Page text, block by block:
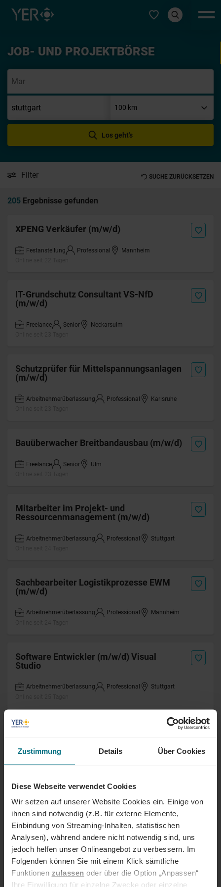
Zustimmung Details Über Cookies
Diese Webseite verwendet Cookies
Wir setzen auf unserer Website Cookies ein. Einige von
ihnen sind notwendig (z.B. für externe Elemente,
Einbindung von Streaming-Inhalten, statistischen
Analysen), während andere nicht notwendig sind, uns
jedoch helfen unser Onlineangebot zu verbessern. Im
Folgenden können Sie mit einem Klick sämtliche
Funktionen zulassen oder über die Option „Anpassen“
Ihre Einwilligung für einzelne Zwecke oder einzelne
Typ auswählen
JOB- UND PROJEKTBÖRSE
Los geht's
Filter SUCHE ZURÜCKSETZEN
205 Ergebnisse gefunden
XPENG Verkäufer (m/w/d)
Festanstellung Professional
Mannheim
IT-Grundschutz Consultant VS-NfD
(m/w/d)
Freelance Senior
Neckarsulm
Schutzprüfer für Mittelspannungsanlagen
(m/w/d)
Arbeitnehmerüberlassung Professional
Karlsruhe
Bauüberwacher Breitbandausbau (m/w/d)
Freelance Senior
Ulm
Mitarbeiter im Projekt- und
Ressourcenmanagement (m/w/d)
Arbeitnehmerüberlassung Professional
Stuttgart
Sachbearbeiter Logistikprozesse EWM
(m/w/d)
Arbeitnehmerüberlassung Professional
Mannheim
Software Entwickler (m/w/d) Visual
Studio
Arbeitnehmerüberlassung Professional
Stuttgart
Senior Linux System Engineer (m/w/d)
Arbeitnehmerüberlassung Senior
Karlsruhe
Technischer Ausbilder Elektrotechnik
(m/w/d)
Arbeitnehmerüberlassung Senior
Esslingen
Online seit 28 Tagen
Senior Recruitment Consultant (m/w/d) IT